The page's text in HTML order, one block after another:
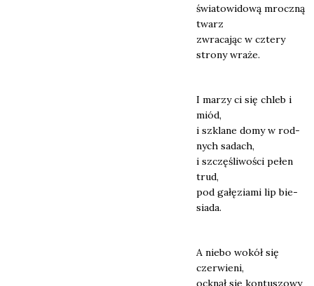
świa­to­wi­do­wą mrocz­ną
twarz
zwra­ca­jąc w czte­ry
stro­ny wra­że.
I marzy ci się chleb i
miód,
i szkla­ne domy w rod­
nych sadach,
i szczę­śli­wo­ści pełen
trud,
pod gałę­zia­mi lip bie­
sia­da.
A nie­bo wokół się
czer­wie­ni,
ock­nął się kon­tu­szo­wy